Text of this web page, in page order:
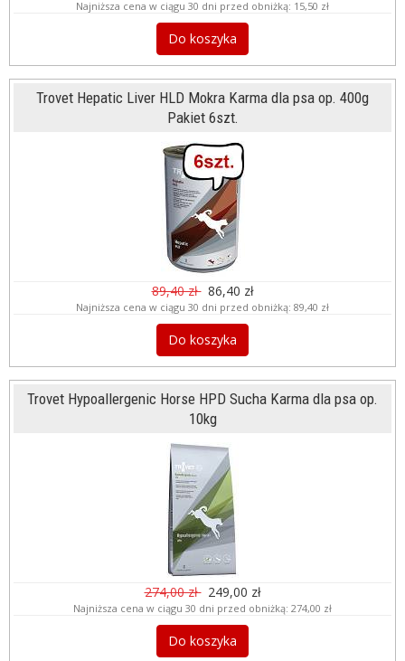
Najniższa cena w ciągu 30 dni przed obniżką: 15,50 zł
Do koszyka
Trovet Hepatic Liver HLD Mokra Karma dla psa op. 400g
Pakiet 6szt.
89,40 zł 86,40 zł
Najniższa cena w ciągu 30 dni przed obniżką: 89,40 zł
Do koszyka
Trovet Hypoallergenic Horse HPD Sucha Karma dla psa op.
10kg
274,00 zł 249,00 zł
Najniższa cena w ciągu 30 dni przed obniżką: 274,00 zł
Do koszyka